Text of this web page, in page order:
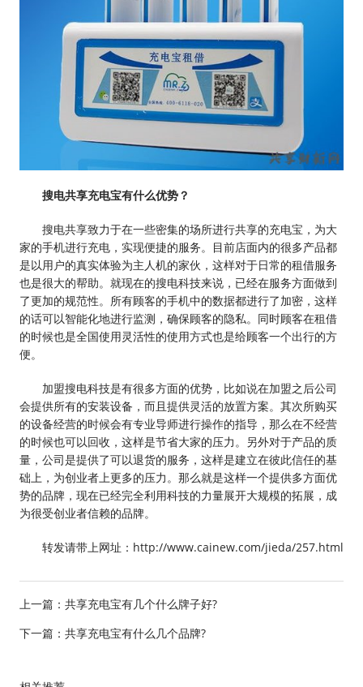
搜电共享充电宝有什么优势？
搜电共享致力于在一些密集的场所进行共享的充电宝，为大
家的手机进行充电，实现便捷的服务。目前店面内的很多产品都
是以用户的真实体验为主人机的家伙，这样对于日常的租借服务
也是很大的帮助。就现在的搜电科技来说，已经在服务方面做到
了更加的规范性。所有顾客的手机中的数据都进行了加密，这样
的话可以智能化地进行监测，确保顾客的隐私。同时顾客在租借
的时候也是全国使用灵活性的使用方式也是给顾客一个出行的方
便。
加盟搜电科技是有很多方面的优势，比如说在加盟之后公司
会提供所有的安装设备，而且提供灵活的放置方案。其次所购买
的设备经营的时候会有专业导师进行操作的指导，那么在不经营
的时候也可以回收，这样是节省大家的压力。另外对于产品的质
量，公司是提供了可以退货的服务，这样是建立在彼此信任的基
础上，为创业者上更多的压力。那么就是这样一个提供多方面优
势的品牌，现在已经完全利用科技的力量展开大规模的拓展，成
为很受创业者信赖的品牌。
转发请带上网址：http://www.cainew.com/jieda/257.html
上一篇： 共享充电宝有几个什么牌子好?
下一篇： 共享充电宝有什么几个品牌?